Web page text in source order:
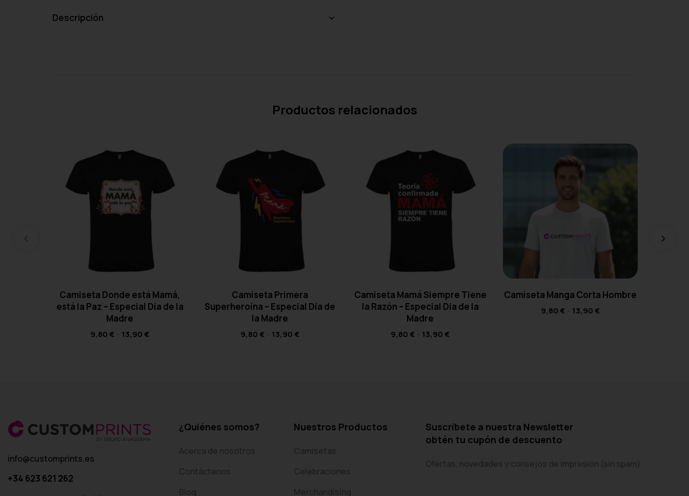
Descripción
Productos relacionados
Camiseta Donde está Mamá,
está la Paz – Especial Día de la
Madre
9,80 € 13,90 €
Camiseta Primera
Superheroína – Especial Día de
la Madre
9,80 € 13,90 €
Camiseta Mamá Siempre Tiene
la Razón – Especial Día de la
Madre
9,80 € 13,90 €
Camiseta Manga Corta Hombre
9,80 € 13,90 €
info@customprints.es
+34 623 621 262
¿Quiénes somos?
Acerca de nosotros
Contáctenos
Blog
Nuestros Productos
Camisetas
Celebraciones
Merchandising
Suscríbete a nuestra Newsletter
obtén tu cupón de descuento
Ofertas, novedades y consejos de impresión (sin spam).